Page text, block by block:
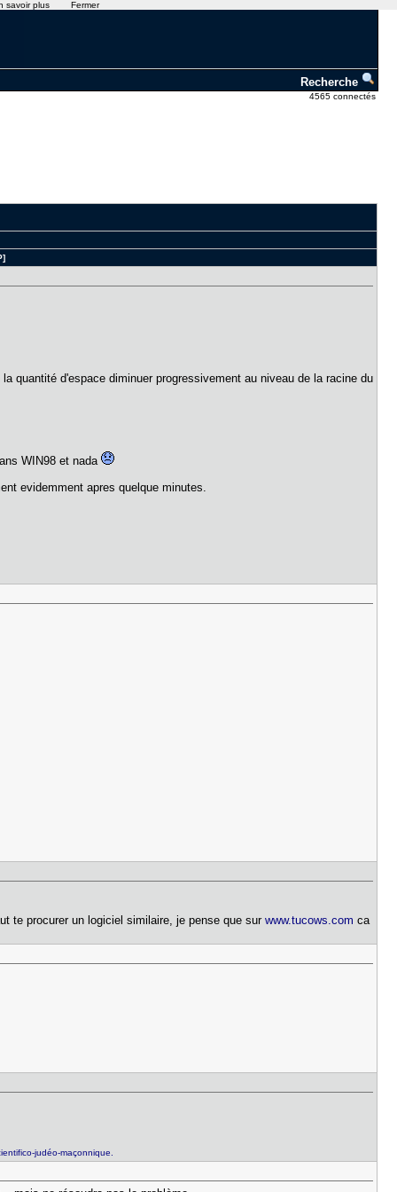
Recherche
4565 connectés
quantité d'espace diminuer progressivement au niveau de la racine du
WIN98 et nada
evidemment apres quelque minutes.
te procurer un logiciel similaire, je pense que surwww.tucows.com ca
judéo-maçonnique.
savoir plus Fermer